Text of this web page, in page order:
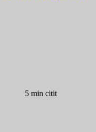
5 min citit